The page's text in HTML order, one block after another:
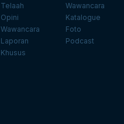
Telaah
Opini
Wawancara
Laporan
Khusus
Wawancara
Katalogue
Foto
Podcast